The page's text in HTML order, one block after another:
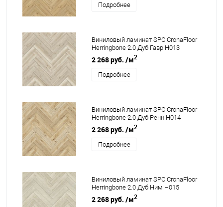
Подробнее
Виниловый ламинат SPC CronaFloor
Herringbone 2.0 Дуб Гавр H013
2 268 руб. /м2
Подробнее
Виниловый ламинат SPC CronaFloor
Herringbone 2.0 Дуб Ренн H014
2 268 руб. /м2
Подробнее
Виниловый ламинат SPC CronaFloor
Herringbone 2.0 Дуб Ним H015
2 268 руб. /м2